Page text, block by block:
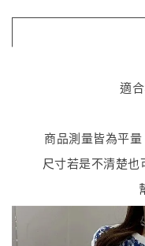
適
商品測量皆為平
尺寸若是不清楚